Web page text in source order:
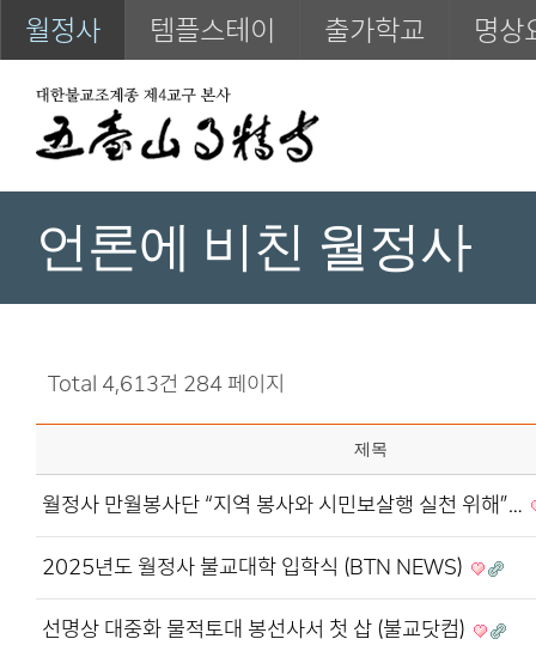
월정사 템플스테이 출가학교 명상
언론에 비친 월정사
Total 4,613건 284 페이지
제목
월정사 만월봉사단 “지역 봉사와 시민보살행 실천 위해”…
2025년도 월정사 불교대학 입학식 (BTN NEWS)
선명상 대중화 물적토대 봉선사서 첫 삽 (불교닷컴)